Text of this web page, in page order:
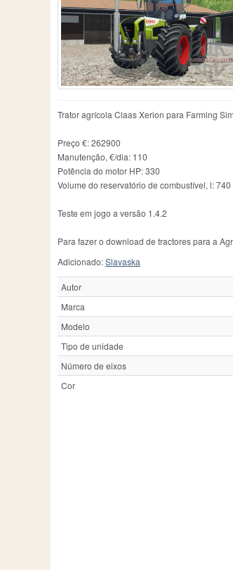
Chamberlain
2
County
1
Daten
1
David Brown
7
Deutz-Fahr
467
Dutra
6
Ebro
1
Famulus
4
Farming Simulator 15
IMT
JCB
John
John Deere
John Deere
John Deere
John Deere
Kramer
Trator agrícola Claas Xerion para Farming
Preço €: 262900
Manutenção, €/dia: 110
Potência do motor HP: 330
Volume do reservatório de combustível, l: 740
Teste em jogo a versão 1.4.2
Para fazer o download de tractores para a
Adicionado:Slavaska
Autor
Marca
Modelo
Tipo de unidade
Número de eixos
Cor